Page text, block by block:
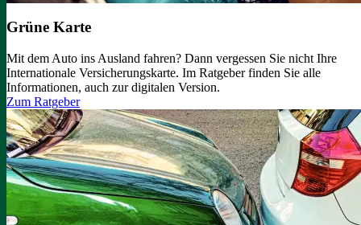
Grüne Karte
Mit dem Auto ins Ausland fahren? Dann vergessen Sie nicht Ihre
Internationale Versicherungskarte. Im Ratgeber finden Sie alle
Informationen, auch zur digitalen Version.
Zum Ratgeber